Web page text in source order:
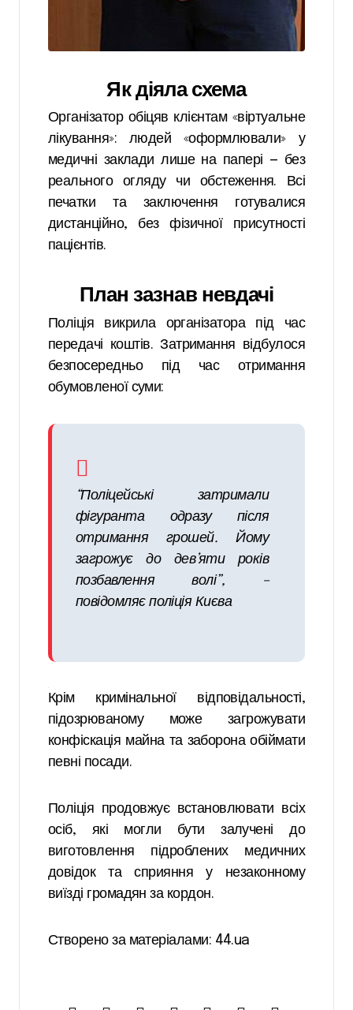
Як діяла схема
Організатор обіцяв клієнтам «віртуальне
лікування»: людей «оформлювали» у
медичні заклади лише на папері — без
реального огляду чи обстеження. Всі
печатки та заключення готувалися
дистанційно, без фізичної присутності
пацієнтів.
План зазнав невдачі
Поліція викрила організатора під час
передачі коштів. Затримання відбулося
безпосередньо під час отримання
обумовленої суми:
“Поліцейські затримали
фігуранта одразу після
отримання грошей. Йому
загрожує до дев’яти років
позбавлення волі”, –
повідомляє поліція Києва
Крім кримінальної відповідальності,
підозрюваному може загрожувати
конфіскація майна та заборона обіймати
певні посади.
Поліція продовжує встановлювати всіх
осіб, які могли бути залучені до
виготовлення підроблених медичних
довідок та сприяння у незаконному
виїзді громадян за кордон.
Створено за матеріалами: 44.ua